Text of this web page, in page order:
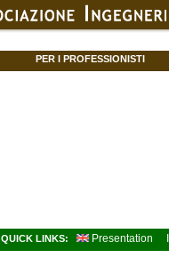
PER I PROFESSIONISTI
QUICK LINKS: Presentation